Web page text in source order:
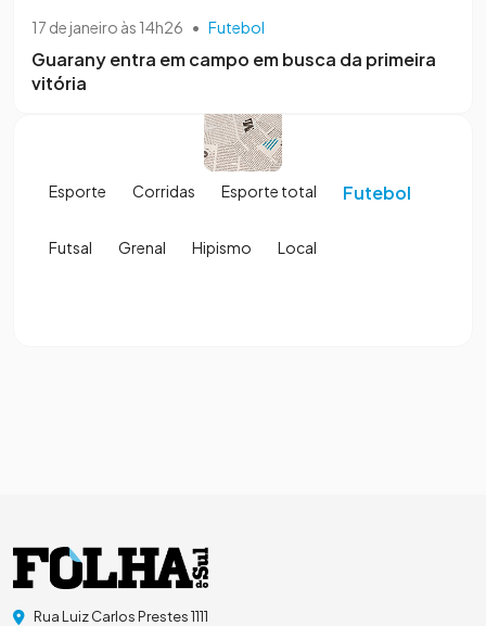
17 de janeiro às 14h26 • Futebol
Guarany entra em campo em busca da primeira
vitória
Esporte Corridas Esporte total Futebol
Futsal Grenal Hipismo Local
Rua Luiz Carlos Prestes 1111